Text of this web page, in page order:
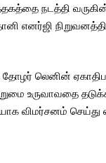
நடத்தி
எனர்ஜி
தோழர் லெனின்
உருவாவதை
விமர்சனம் செய்து